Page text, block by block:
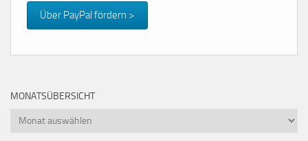
Über PayPal fördern >
MONATSÜBERSICHT
Monatsübersicht